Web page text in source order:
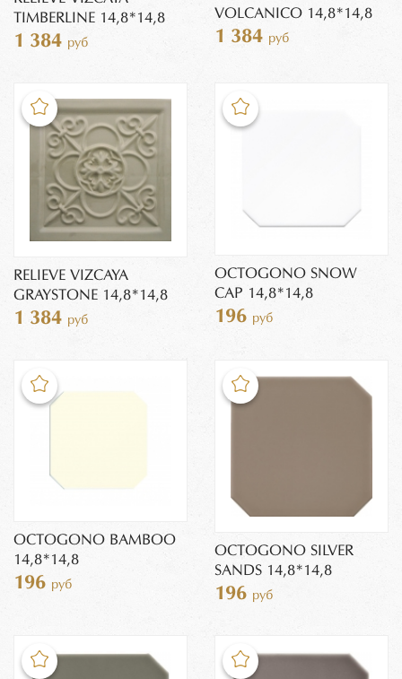
TIMBERLINE 14,8*14,8
1 384 руб
VOLCANICO 14,8*14,8
1 384 руб
RELIEVE VIZCAYA
GRAYSTONE 14,8*14,8
1 384 руб
OCTOGONO SNOW
CAP 14,8*14,8
196 руб
OCTOGONO BAMBOO
14,8*14,8
196 руб
OCTOGONO SILVER
SANDS 14,8*14,8
196 руб